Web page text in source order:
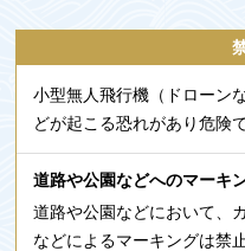
小型無人飛行機（ドローン
どが起こる恐れがあり危険
道路や公園などへのマーキ
道路や公園などにおいて、
などによるマーキングは禁